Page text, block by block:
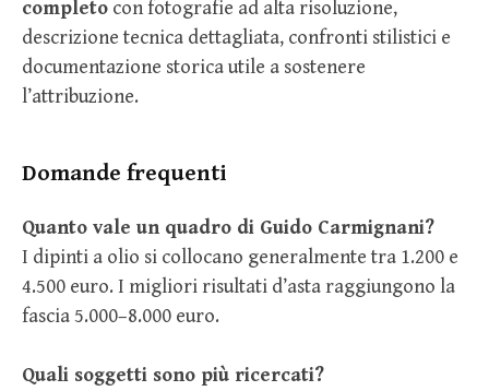
completo con fotografie ad alta risoluzione,
descrizione tecnica dettagliata, confronti stilistici e
documentazione storica utile a sostenere
l’attribuzione.
Domande frequenti
Quanto vale un quadro di Guido Carmignani?
I dipinti a olio si collocano generalmente tra 1.200 e
4.500 euro. I migliori risultati d’asta raggiungono la
fascia 5.000–8.000 euro.
Quali soggetti sono più ricercati?